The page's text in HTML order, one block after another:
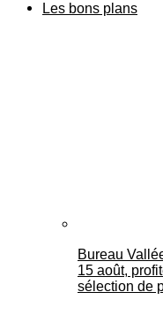
Les bons plans
Bureau
15 août,
sélection de